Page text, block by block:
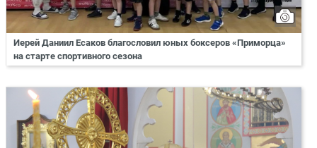
Иерей Даниил Есаков благословил юных боксеров «Приморца»
на старте спортивного сезона